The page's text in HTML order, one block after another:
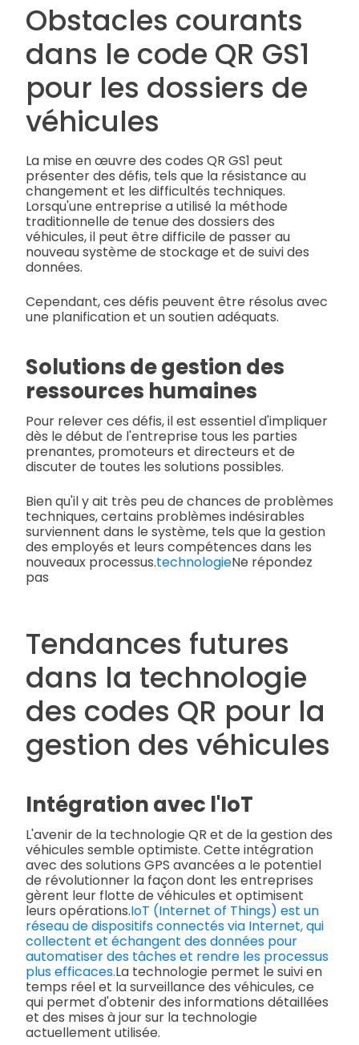
Obstacles courants
dans le code QR GS1
pour les dossiers de
véhicules
La mise en œuvre des codes QR GS1 peut
présenter des défis, tels que la résistance au
changement et les difficultés techniques.
Lorsqu'une entreprise a utilisé la méthode
traditionnelle de tenue des dossiers des
véhicules, il peut être difficile de passer au
nouveau système de stockage et de suivi des
données.
Cependant, ces défis peuvent être résolus avec
une planification et un soutien adéquats.
Solutions de gestion des
ressources humaines
Pour relever ces défis, il est essentiel d'impliquer
dès le début de l'entreprise tous les parties
prenantes, promoteurs et directeurs et de
discuter de toutes les solutions possibles.
Bien qu'il y ait très peu de chances de problèmes
techniques, certains problèmes indésirables
surviennent dans le système, tels que la gestion
des employés et leurs compétences dans les
nouveaux processus.technologieNe répondez
pas
Tendances futures
dans la technologie
des codes QR pour la
gestion des véhicules
Intégration avec l'IoT
L'avenir de la technologie QR et de la gestion des
véhicules semble optimiste. Cette intégration
avec des solutions GPS avancées a le potentiel
de révolutionner la façon dont les entreprises
gèrent leur flotte de véhicules et optimisent
leurs opérations.IoT (Internet of Things) est un
réseau de dispositifs connectés via Internet, qui
collectent et échangent des données pour
automatiser des tâches et rendre les processus
plus efficaces.La technologie permet le suivi en
temps réel et la surveillance des véhicules, ce
qui permet d'obtenir des informations détaillées
et des mises à jour sur la technologie
actuellement utilisée.